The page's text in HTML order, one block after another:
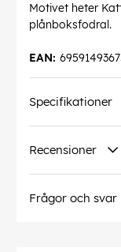
Motivet heter
plånboksfodral.
EAN:
Specifikationer
Recensioner
Frågor och svar